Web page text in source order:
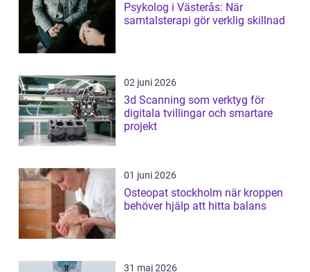
Psykolog i Västerås: När
samtalsterapi gör verklig skillnad
02 juni 2026
3d Scanning som verktyg för
digitala tvillingar och smartare
projekt
01 juni 2026
Osteopat stockholm när kroppen
behöver hjälp att hitta balans
31 maj 2026